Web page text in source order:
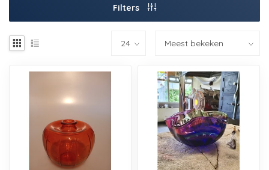
Filters